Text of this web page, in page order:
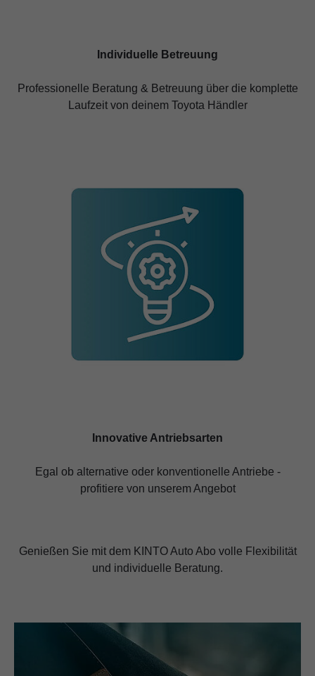
Individuelle Betreuung
Professionelle Beratung & Betreuung über die komplette
Laufzeit von deinem Toyota Händler
Innovative Antriebsarten
Egal ob alternative oder konventionelle Antriebe -
profitiere von unserem Angebot
Genießen Sie mit dem KINTO Auto Abo volle Flexibilität
und individuelle Beratung.